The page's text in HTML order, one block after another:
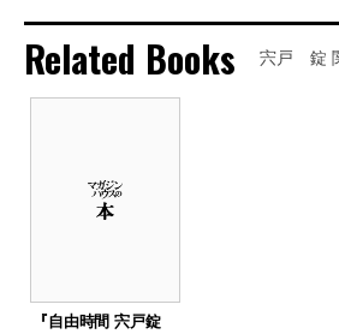
Related Books 宍戸 錠
『自由時間 宍戸錠